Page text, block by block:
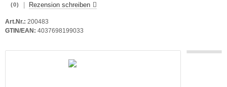
(0) Rezension schreiben
Art.Nr.: 200483
GTIN/EAN: 4037698199033